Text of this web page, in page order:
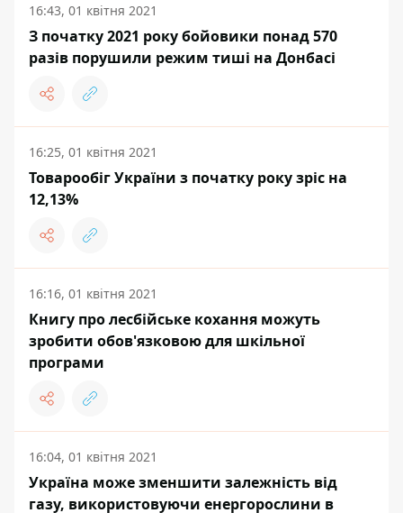
16:43, 01 квітня 2021
З початку 2021 року бойовики понад 570
разів порушили режим тиші на Донбасі
16:25, 01 квітня 2021
Товарообіг України з початку року зріс на
12,13%
16:16, 01 квітня 2021
Книгу про лесбійське кохання можуть
зробити обов'язковою для шкільної
програми
16:04, 01 квітня 2021
Україна може зменшити залежність від
газу, використовуючи енергорослини в